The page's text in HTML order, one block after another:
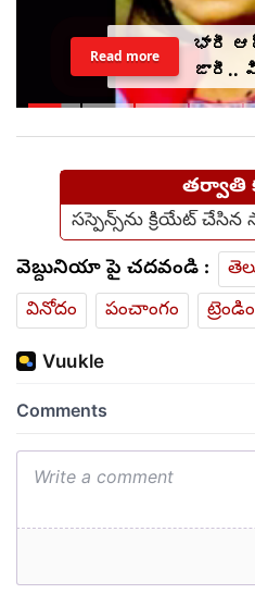
భారీ
జారీ..
Read more
తర్వాతి
స‌స్పెన్స్‌ను క్రియేట్ చేసిన
వెబ్దునియా పై చదవండి :
వినోదం
పంచాంగం